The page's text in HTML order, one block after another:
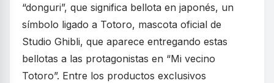
“donguri”, que significa bellota en japonés, un
símbolo ligado a Totoro, mascota oficial de
Studio Ghibli, que aparece entregando estas
bellotas a las protagonistas en “Mi vecino
Totoro”. Entre los productos exclusivos